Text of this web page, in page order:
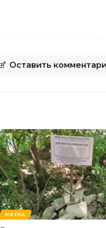
Оставить
НАУКА